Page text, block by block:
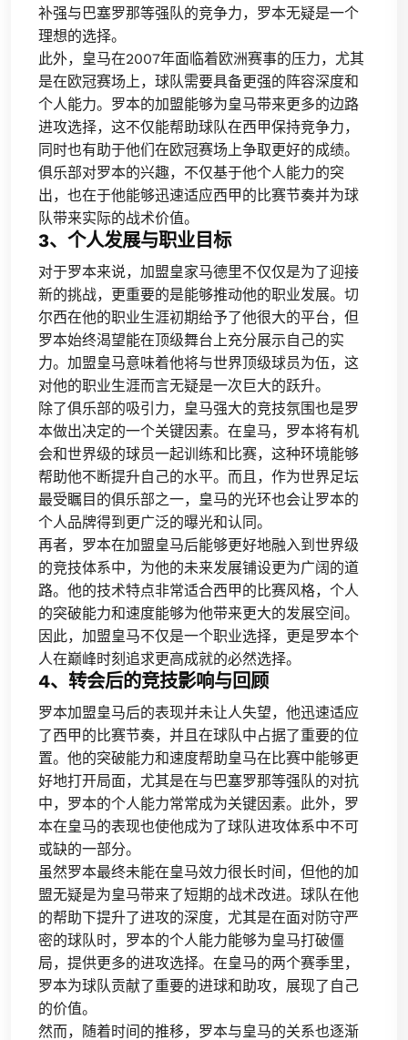
补强与巴塞罗那等强队的竞争力，罗本无疑是一个
理想的选择。
此外，皇马在2007年面临着欧洲赛事的压力，尤其
是在欧冠赛场上，球队需要具备更强的阵容深度和
个人能力。罗本的加盟能够为皇马带来更多的边路
进攻选择，这不仅能帮助球队在西甲保持竞争力，
同时也有助于他们在欧冠赛场上争取更好的成绩。
俱乐部对罗本的兴趣，不仅基于他个人能力的突
出，也在于他能够迅速适应西甲的比赛节奏并为球
队带来实际的战术价值。
3、个人发展与职业目标
对于罗本来说，加盟皇家马德里不仅仅是为了迎接
新的挑战，更重要的是能够推动他的职业发展。切
尔西在他的职业生涯初期给予了他很大的平台，但
罗本始终渴望能在顶级舞台上充分展示自己的实
力。加盟皇马意味着他将与世界顶级球员为伍，这
对他的职业生涯而言无疑是一次巨大的跃升。
除了俱乐部的吸引力，皇马强大的竞技氛围也是罗
本做出决定的一个关键因素。在皇马，罗本将有机
会和世界级的球员一起训练和比赛，这种环境能够
帮助他不断提升自己的水平。而且，作为世界足坛
最受瞩目的俱乐部之一，皇马的光环也会让罗本的
个人品牌得到更广泛的曝光和认同。
再者，罗本在加盟皇马后能够更好地融入到世界级
的竞技体系中，为他的未来发展铺设更为广阔的道
路。他的技术特点非常适合西甲的比赛风格，个人
的突破能力和速度能够为他带来更大的发展空间。
因此，加盟皇马不仅是一个职业选择，更是罗本个
人在巅峰时刻追求更高成就的必然选择。
4、转会后的竞技影响与回顾
罗本加盟皇马后的表现并未让人失望，他迅速适应
了西甲的比赛节奏，并且在球队中占据了重要的位
置。他的突破能力和速度帮助皇马在比赛中能够更
好地打开局面，尤其是在与巴塞罗那等强队的对抗
中，罗本的个人能力常常成为关键因素。此外，罗
本在皇马的表现也使他成为了球队进攻体系中不可
或缺的一部分。
虽然罗本最终未能在皇马效力很长时间，但他的加
盟无疑是为皇马带来了短期的战术改进。球队在他
的帮助下提升了进攻的深度，尤其是在面对防守严
密的球队时，罗本的个人能力能够为皇马打破僵
局，提供更多的进攻选择。在皇马的两个赛季里，
罗本为球队贡献了重要的进球和助攻，展现了自己
的价值。
然而，随着时间的推移，罗本与皇马的关系也逐渐